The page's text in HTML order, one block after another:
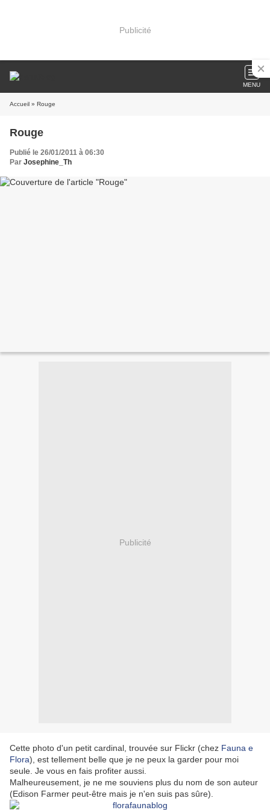
Publicité
MENU
Accueil » Rouge
Rouge
Publié le 26/01/2011 à 06:30
Par Josephine_Th
Publicité
Cette photo d'un petit cardinal, trouvée sur Flickr (chez Fauna e
Flora), est tellement belle que je ne peux la garder pour moi
seule. Je vous en fais profiter aussi.
Malheureusement, je ne me souviens plus du nom de son auteur
(Edison Farmer peut-être mais je n'en suis pas sûre).